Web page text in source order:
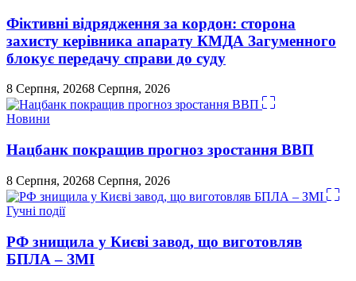
Фіктивні відрядження за кордон: сторона
захисту керівника апарату КМДА Загуменного
блокує передачу справи до суду
8 Серпня, 20268 Серпня, 2026
Новини
Нацбанк покращив прогноз зростання ВВП
8 Серпня, 20268 Серпня, 2026
Гучні події
РФ знищила у Києві завод, що виготовляв
БПЛА – ЗМІ